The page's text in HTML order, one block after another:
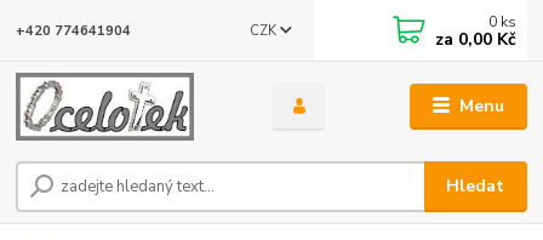
Menu
CZK
Hledat
+420 774641904 0 ks
za 0,00 Kč